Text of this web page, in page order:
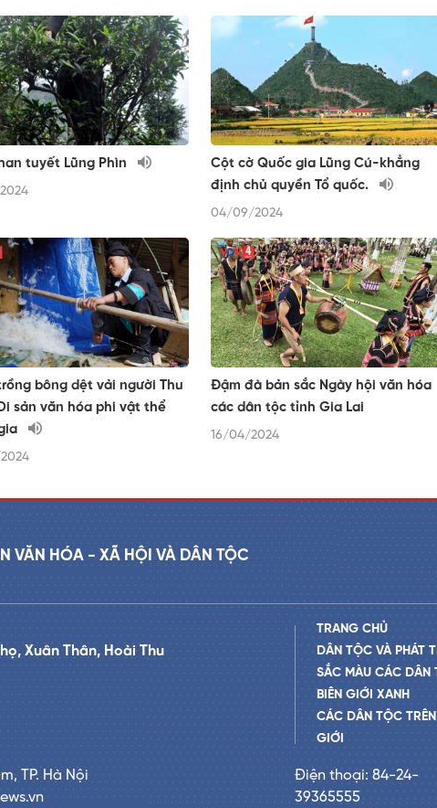
tuyết Lũng Phìn
Cột cờ Quốc gia Lũng Cú-khẳng
định chủ quyền Tổ quốc.
04/09/2024
bông dệt vải người Thu
sản văn hóa phi vật thể
Đậm đà bản sắc Ngày hội văn hóa
các dân tộc tỉnh Gia Lai
16/04/2024
VĂN HÓA - XÃ HỘI VÀ DÂN TỘC
Xuân Thân, Hoài Thu
TRANG CHỦ
DÂN TỘC VÀ PHÁT
SẮC MÀU CÁC DÂN
BIÊN GIỚI XANH
CÁC DÂN TỘC TRÊN
GIỚI
TP. Hà Nội
Điện thoại: 84-24-
39365555